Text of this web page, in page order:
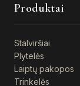
Produktai
Stalviršiai
Plytelės
Laiptų pakopos
Trinkelės